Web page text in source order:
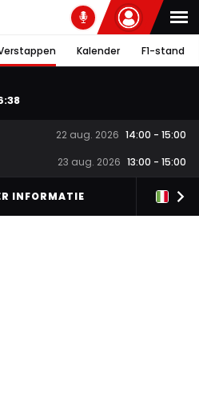
Kalender F1-stand
:38
22 aug. 2026 14:00 - 15:00
23 aug. 2026 13:00 - 15:00
INFORMATIE